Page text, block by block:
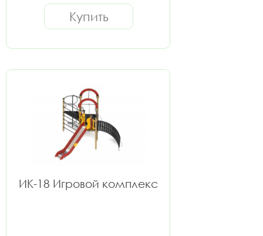
Купить
ИК-18 Игровой комплекс